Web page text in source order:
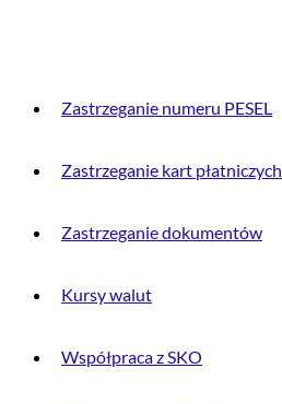
Zastrzeganie numeru PESEL
Zastrzeganie kart płatniczych
Zastrzeganie dokumentów
Kursy walut
Współpraca z SKO